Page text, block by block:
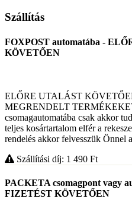
Szállítás
FOXPOST automatába -
KÖVETŐEN
ELŐRE UTALÁST
MEGRENDELT
csomagautomatába csak akkor
teljes kosártartalom elfér a
rendelés akkor felvesszük Önnel
Szállítási díj: 1 490 Ft
PACKETA csomagpont vagy
FIZETÉST KÖVETŐEN